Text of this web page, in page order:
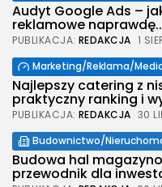
2026 Legolas
Treści
Audyt Google Ads –
reklamowe
PUBLIKACJA: REDAKCJA 1
Marketing/Reklama/
Najlepszy catering z
praktyczny ranking i
PUBLIKACJA: REDAKCJA 30
Budownictwo/
Budowa hal
przewodnik dla